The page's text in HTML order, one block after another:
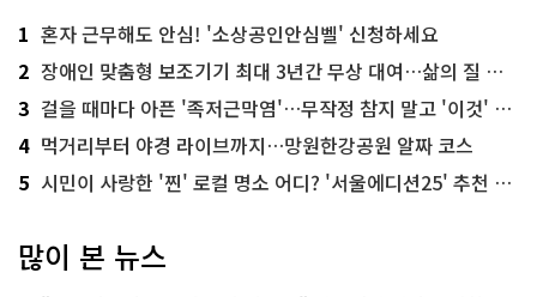
1 혼자 근무해도 안심! '소상공인안심벨' 신청하세요
2 장애인 맞춤형 보조기기 최대 3년간 무상 대여…삶의 질 높인다
3 걸을 때마다 아픈 '족저근막염'…무작정 참지 말고 '이것' 해보세요!
4 먹거리부터 야경 라이브까지…망원한강공원 알짜 코스
5 시민이 사랑한 '찐' 로컬 명소 어디? '서울에디션25' 추천 코스
많이 본 뉴스